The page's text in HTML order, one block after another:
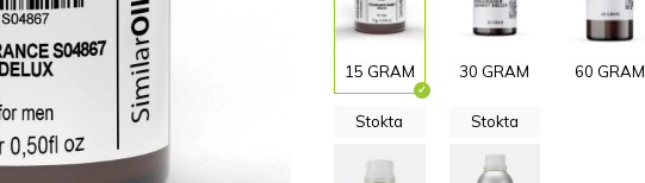
15 GRAM 30 GRAM 60 GRAM
Stokta Stokta